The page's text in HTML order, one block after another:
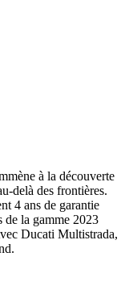
à la découverte
delà des frontières.
4 ans de garantie
de la gamme 2023
Ducati Multistrada,